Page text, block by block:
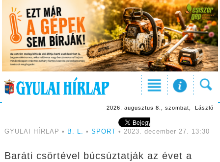
2026. augusztus 8., szombat, László
GYULAI HÍRLAP • B. L. • SPORT • 2023. december 27. 13:30
Baráti csörtével búcsúztatják az évet a